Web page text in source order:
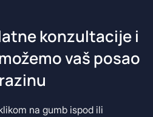
konzultacije i
vaš posao
na gumb ispod ili